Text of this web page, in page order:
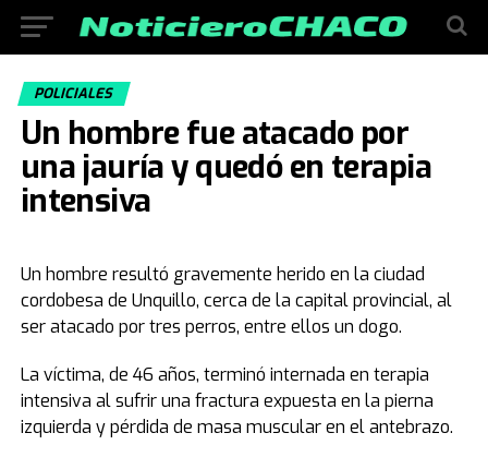
POLICIALES
Un hombre fue atacado por
una jauría y quedó en terapia
intensiva
Un hombre resultó gravemente herido en la ciudad
cordobesa de Unquillo, cerca de la capital provincial, al
ser atacado por tres perros, entre ellos un dogo.
La víctima, de 46 años, terminó internada en terapia
intensiva al sufrir una fractura expuesta en la pierna
izquierda y pérdida de masa muscular en el antebrazo.